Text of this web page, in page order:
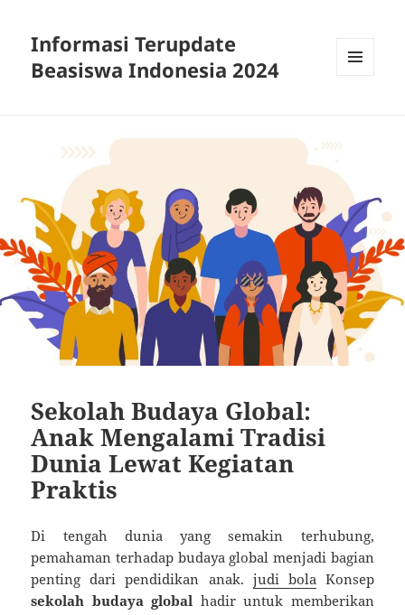
Informasi Terupdate
Beasiswa Indonesia 2024
Sekolah Budaya Global:
Anak Mengalami Tradisi
Dunia Lewat Kegiatan
Praktis
Di tengah dunia yang semakin terhubung,
pemahaman terhadap budaya global menjadi bagian
penting dari pendidikan anak. judi bola Konsep
sekolah budaya global hadir untuk memberikan